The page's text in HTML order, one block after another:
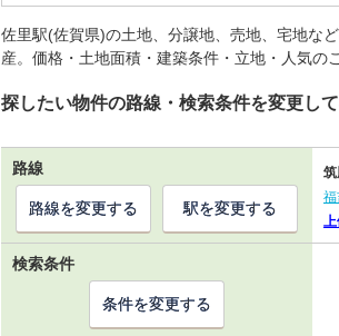
佐里駅(佐賀県)の土地、分譲地、売地、宅地な
産。価格・土地面積・建築条件・立地・人気の
探したい物件の路線・検索条件を変更し
路線 筑
路線を変更する 駅を変更する
検索条件
条件を変更する